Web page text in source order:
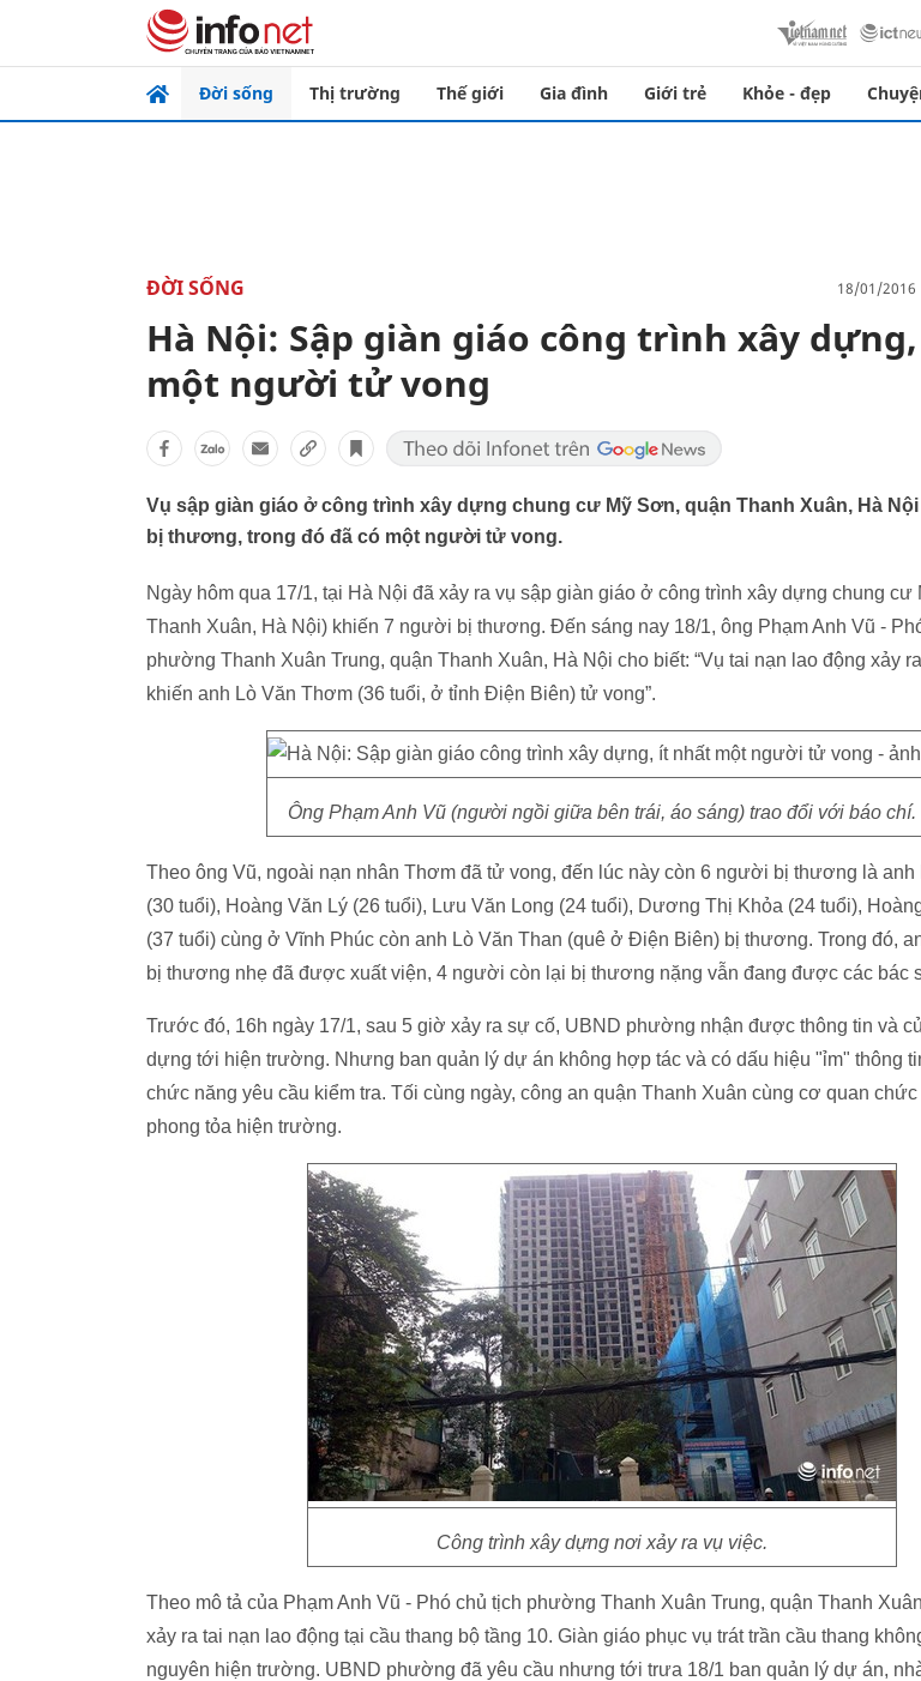
Đời sống Thị trường Thế giới Gia đình Giới trẻ Khỏe - đẹp
ĐỜI SỐNG 18/01/
Hà Nội: Sập giàn giáo công trình xây
một người tử vong
Vụ sập giàn giáo ở công trình xây dựng chung cư Mỹ Sơn, quận Thanh Xuân, Hà
bị thương, trong đó đã có một người tử vong.
Ngày hôm qua 17/1, tại Hà Nội đã xảy ra vụ sập giàn giáo ở công trình xây dựng chung cư
Thanh Xuân, Hà Nội) khiến 7 người bị thương. Đến sáng nay 18/1, ông Phạm Anh Vũ -
phường Thanh Xuân Trung, quận Thanh Xuân, Hà Nội cho biết: “Vụ tai nạn lao động xảy
khiến anh Lò Văn Thơm (36 tuổi, ở tỉnh Điện Biên) tử vong”.
Ông Phạm Anh Vũ (người ngồi giữa bên trái, áo sáng) trao đổi với báo chí.
Theo ông Vũ, ngoài nạn nhân Thơm đã tử vong, đến lúc này còn 6 người bị thương là anh
(30 tuổi), Hoàng Văn Lý (26 tuổi), Lưu Văn Long (24 tuổi), Dương Thị Khỏa (24 tuổi),
(37 tuổi) cùng ở Vĩnh Phúc còn anh Lò Văn Than (quê ở Điện Biên) bị thương. Trong đó,
bị thương nhẹ đã được xuất viện, 4 người còn lại bị thương nặng vẫn đang được các bác
Trước đó, 16h ngày 17/1, sau 5 giờ xảy ra sự cố, UBND phường nhận được thông tin và
dựng tới hiện trường. Nhưng ban quản lý dự án không hợp tác và có dấu hiệu "ỉm" thông
chức năng yêu cầu kiểm tra. Tối cùng ngày, công an quận Thanh Xuân cùng cơ quan
phong tỏa hiện trường.
Công trình xây dựng nơi xảy ra vụ việc.
Theo mô tả của Phạm Anh Vũ - Phó chủ tịch phường Thanh Xuân Trung, quận Thanh
xảy ra tai nạn lao động tại cầu thang bộ tầng 10. Giàn giáo phục vụ trát trần cầu thang
nguyên hiện trường. UBND phường đã yêu cầu nhưng tới trưa 18/1 ban quản lý dự án,